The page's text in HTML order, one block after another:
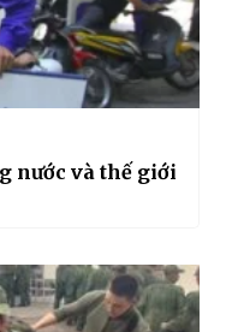
nước và thế giới